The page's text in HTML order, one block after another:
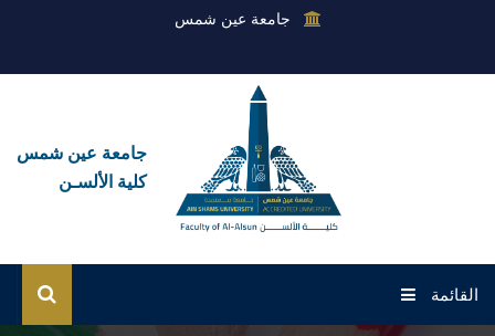
جامعة عين شمس
جامعة عين شمس
كلية الألسـن
القائمة